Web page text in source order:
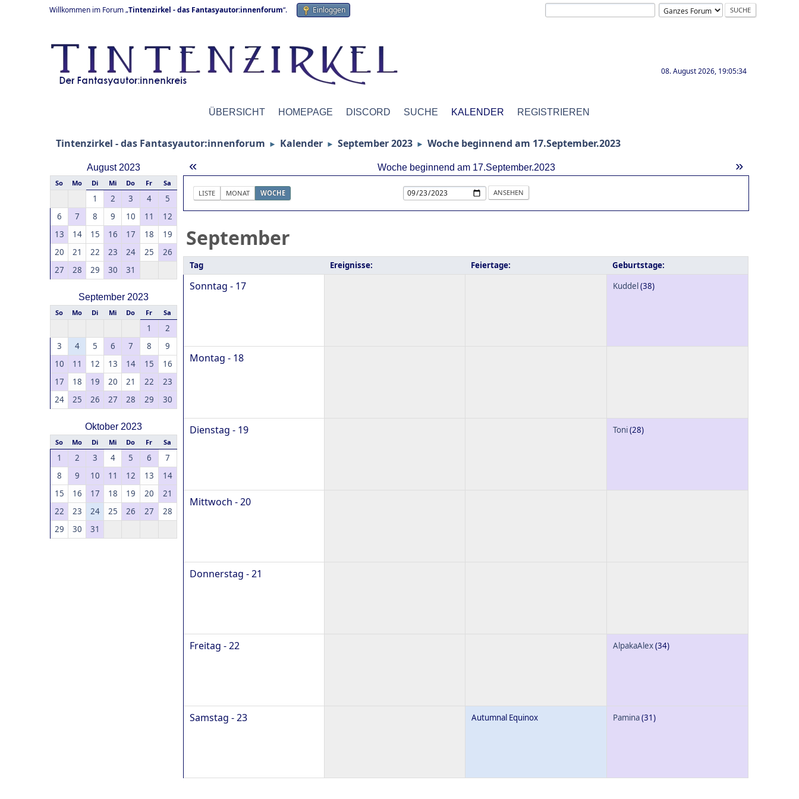
Willkommen im Forum „Tintenzirkel - das Fantasyautor:innenforum“. Einloggen
08. August 2026, 19:05:34
ÜBERSICHT HOMEPAGE DISCORD SUCHE KALENDER REGISTRIEREN
Tintenzirkel - das Fantasyautor:innenforum ► Kalender ► September 2023 ► Woche beginnend am 17.September.2023
August 2023
So Mo Di Mi Do Fr Sa
1 2 3 4
5
6
7 8 9 10 11
12
13
14 15 16 17 18
19
20
21 22 23 24 25
26
27
28 29 30 31
September 2023
So Mo Di Mi Do Fr Sa
1
2
3
4 5 6 7 8
9
10
11 12 13 14 15
16
17
18 19 20 21 22
23
24
25 26 27 28 29 30
Oktober 2023
So Mo Di Mi Do Fr Sa
1 2 3 4 5 6
7
8
9 10 11 12 13
14
15
16 17 18 19 20
21
22
23 24 25 26 27
28
29
30 31
« »
Woche beginnend am 17.September.2023
LISTE MONAT WOCHE
September
Tag Ereignisse: Feiertage: Geburtstage:
Sonntag - 17 Kuddel (38)
Montag - 18
Dienstag - 19 Toni(28)
Mittwoch - 20
Donnerstag - 21
Freitag - 22 AlpakaAlex(34)
Samstag - 23 Autumnal Equinox Pamina(31)